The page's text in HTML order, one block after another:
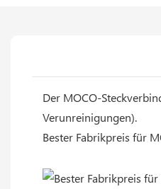
Der MOCO-
Verunreinigungen).
Bester Fabrikpreis für